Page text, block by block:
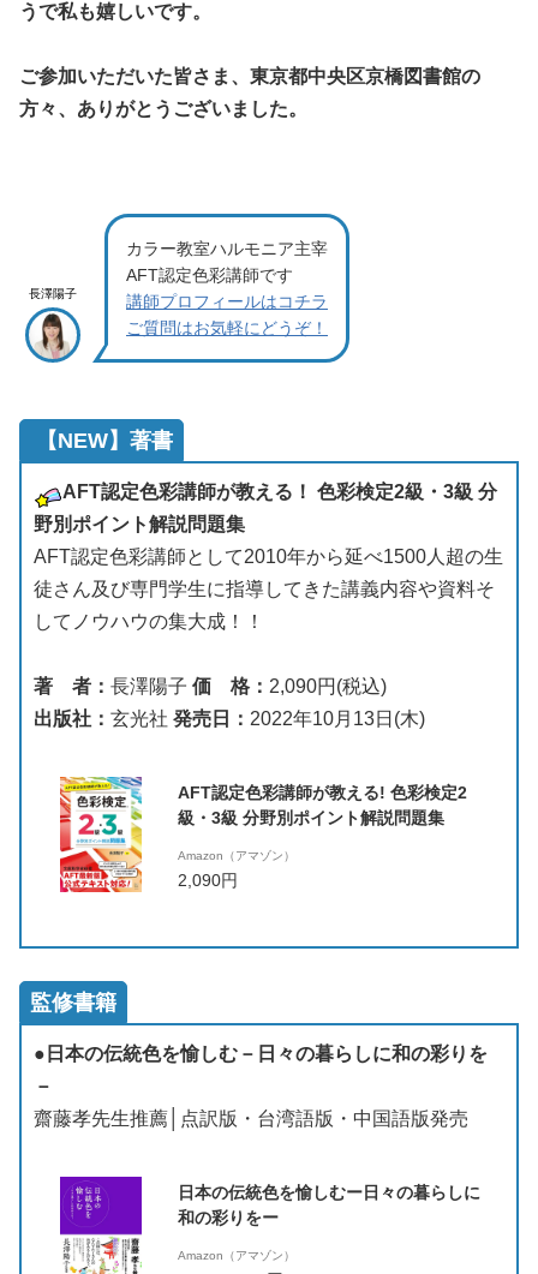
うで私も嬉しいです。
ご参加いただいた皆さま、東京都中央区京橋図書館の
方々、ありがとうございました。
長澤陽子
カラー教室ハルモニア主宰
AFT認定色彩講師です
講師プロフィールはコチラ
ご質問はお気軽にどうぞ！
【NEW】著書
AFT認定色彩講師が教える！ 色彩検定2級・3級 分
野別ポイント解説問題集
AFT認定色彩講師として2010年から延べ1500人超の生
徒さん及び専門学生に指導してきた講義内容や資料そ
してノウハウの集大成！！
著 者： 長澤陽子 価 格： 2,090円(税込)
出版社： 玄光社 発売日： 2022年10月13日(木)
AFT認定色彩講師が教える! 色彩検定2
級・3級 分野別ポイント解説問題集
Amazon（アマゾン）
2,090円
監修書籍
●日本の伝統色を愉しむ－日々の暮らしに和の彩りを
－
齋藤孝先生推薦│点訳版・台湾語版・中国語版発売
日本の伝統色を愉しむー日々の暮らしに
和の彩りをー
Amazon（アマゾン）